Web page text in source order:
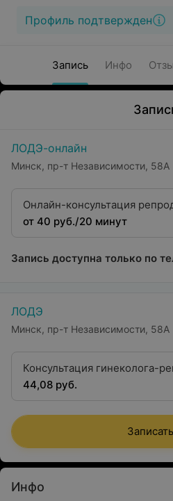
Профиль подтвержден
Запись Инфо
ЛОДЭ-онлайн
Минск, пр-т Независимости, 58А
Онлайн-консультация
от 40 руб./20 минут
Запись доступна только по
ЛОДЭ
Минск, пр-т Независимости, 58А
Консультация гинеколога-
первой квалификационной
44,08 руб.
Инфо